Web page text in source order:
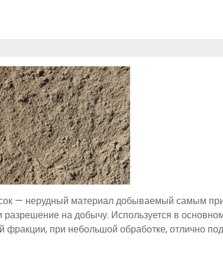
— нерудный материал добываемый самым
разрешение на добычу. Используется в
фракции, при небольшой обработке, отлично